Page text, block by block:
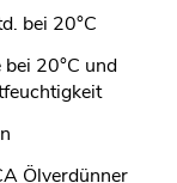
bei 20°C
20°C und
Ölverdünner